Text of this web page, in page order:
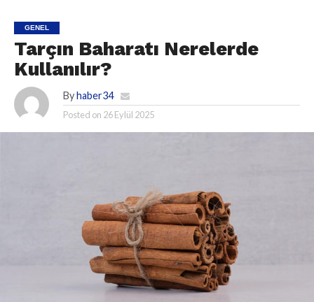
GENEL
Tarçın Baharatı Nerelerde
Kullanılır?
By haber34
Posted on 26 Eylül 2025